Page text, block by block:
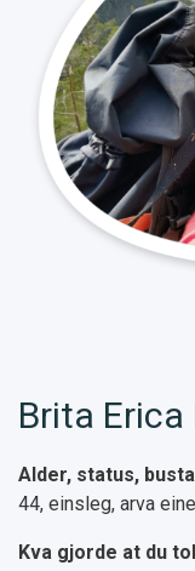
Brita Erica
Alder, status,
44, einsleg, arva
Kva gjorde at du